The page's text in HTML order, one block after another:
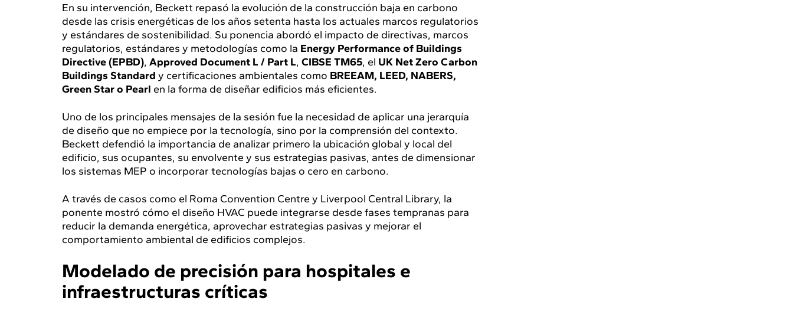
En su intervención, Beckett repasó la evolución de la construcción baja en carbono
desde las crisis energéticas de los años setenta hasta los actuales marcos regulatorios
y estándares de sostenibilidad. Su ponencia abordó el impacto de directivas, marcos
regulatorios, estándares y metodologías como la Energy Performance of Buildings
Directive (EPBD), Approved Document L / Part L, CIBSE TM65, el UK Net Zero Carbon
Buildings Standard y certificaciones ambientales como BREEAM, LEED, NABERS,
Green Star o Pearl en la forma de diseñar edificios más eficientes.
Uno de los principales mensajes de la sesión fue la necesidad de aplicar una jerarquía
de diseño que no empiece por la tecnología, sino por la comprensión del contexto.
Beckett defendió la importancia de analizar primero la ubicación global y local del
edificio, sus ocupantes, su envolvente y sus estrategias pasivas, antes de dimensionar
los sistemas MEP o incorporar tecnologías bajas o cero en carbono.
A través de casos como el Roma Convention Centre y Liverpool Central Library, la
ponente mostró cómo el diseño HVAC puede integrarse desde fases tempranas para
reducir la demanda energética, aprovechar estrategias pasivas y mejorar el
comportamiento ambiental de edificios complejos.
Modelado de precisión para hospitales e
infraestructuras críticas